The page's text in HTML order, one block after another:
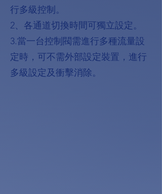
行多級控制。
2、各通道切換時間可獨立設定。
3.當一台控制閥需進行多種流量設
定時，可不需外部設定裝置，進行
多級設定及衝擊消除。